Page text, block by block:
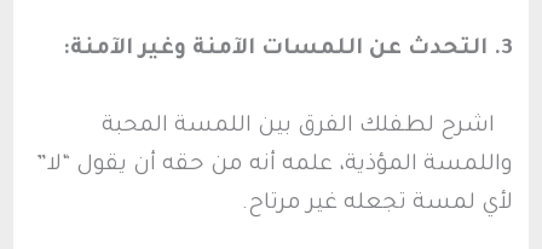
3. التحدث عن اللمسات الآمنة وغير الآمنة:
اشرح لطفلك الفرق بين اللمسة المحبة
واللمسة المؤذية، علمه أنه من حقه أن يقول “لا”
لأي لمسة تجعله غير مرتاح.